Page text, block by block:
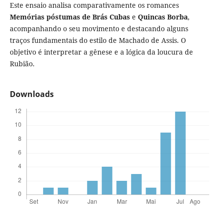
Este ensaio analisa comparativamente os romances
Memórias pós­tumas de Brás Cubase Quincas Borba,
acompanhando o seu movi­mento e destacando alguns
traços fundamentais do estilo de Macha­do de Assis. O
objetivo é interpretar a gênese e a lógica da loucura de
Rubião.
Downloads